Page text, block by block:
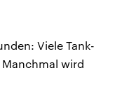
Viele Tank-
wird